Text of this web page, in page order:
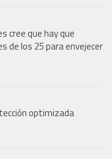
cree que hay que
de los 25 para envejecer
optimizada